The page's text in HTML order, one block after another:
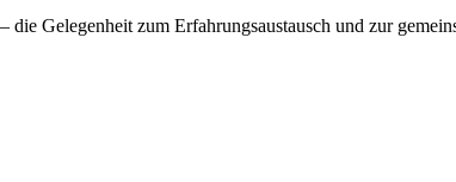
Gelegenheit zum Erfahrungsaustausch und zur